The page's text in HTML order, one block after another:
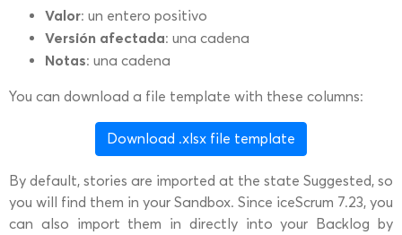
Valor: un entero positivo
Versión afectada: una cadena
Notas: una cadena
You can download a file template with these columns:
Download .xlsx file template
By default, stories are imported at the state Suggested, so
you will find them in your Sandbox. Since iceScrum 7.23, you
can also import them in directly into your Backlog by